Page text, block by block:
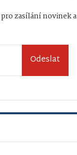
pro zasílání novinek a
Odeslat